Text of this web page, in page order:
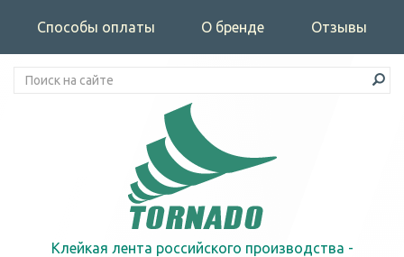
Способы оплаты О бренде Отзывы
Клейкая лента российского производства -